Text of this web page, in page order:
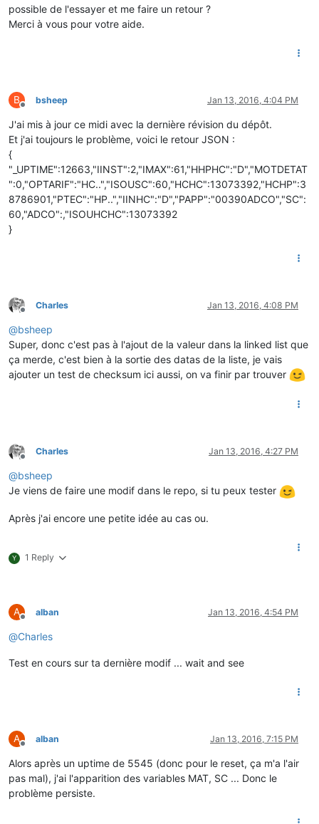
possible de l'essayer et me faire un retour ?
Merci à vous pour votre aide.
B
Offline
bsheep Jan 13, 2016, 4:04 PM
J'ai mis à jour ce midi avec la dernière révision du dépôt.
Et j'ai toujours le problème, voici le retour JSON :
{
"_UPTIME":12663,"IINST":2,"IMAX":61,"HHPHC":"D","MOTDETAT
":0,"OPTARIF":"HC..","ISOUSC":60,"HCHC":13073392,"HCHP":3
8786901,"PTEC":"HP..","IINHC":"D","PAPP":"00390ADCO","SC":
60,"ADCO":,"ISOUHCHC":13073392
}
Offline
Charles Jan 13, 2016, 4:08 PM
@bsheep
Super, donc c'est pas à l'ajout de la valeur dans la linked list que
ça merde, c'est bien à la sortie des datas de la liste, je vais
ajouter un test de checksum ici aussi, on va finir par trouver
Offline
Charles Jan 13, 2016, 4:27 PM
@bsheep
Je viens de faire une modif dans le repo, si tu peux tester
Après j'ai encore une petite idée au cas ou.
Y 1 Reply
A
Offline
alban Jan 13, 2016, 4:54 PM
@Charles
Test en cours sur ta dernière modif ... wait and see
A
Offline
alban Jan 13, 2016, 7:15 PM
Alors après un uptime de 5545 (donc pour le reset, ça m'a l'air
pas mal), j'ai l'apparition des variables MAT, SC ... Donc le
problème persiste.